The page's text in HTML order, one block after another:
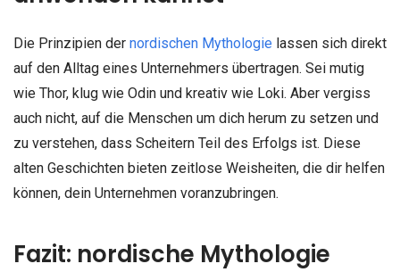
Die Prinzipien der nordischen Mythologie lassen sich direkt
auf den Alltag eines Unternehmers übertragen. Sei mutig
wie Thor, klug wie Odin und kreativ wie Loki. Aber vergiss
auch nicht, auf die Menschen um dich herum zu setzen und
zu verstehen, dass Scheitern Teil des Erfolgs ist. Diese
alten Geschichten bieten zeitlose Weisheiten, die dir helfen
können, dein Unternehmen voranzubringen.
Fazit: nordische Mythologie